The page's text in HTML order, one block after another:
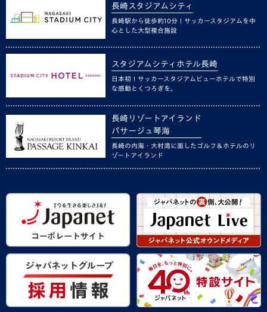
長崎スタジアムシティ
長崎駅から徒歩約10分！サッカースタジアムを中
心とした大型複合施設
スタジアムシティホテル長崎
日本初！サッカースタジアムビューホテルで特別
な感動とくつろぎを。
長崎リゾートアイランド
パサージュ琴海
長崎の内海・大村湾に面したゴルフ＆ホテルのリ
ゾートアイランド